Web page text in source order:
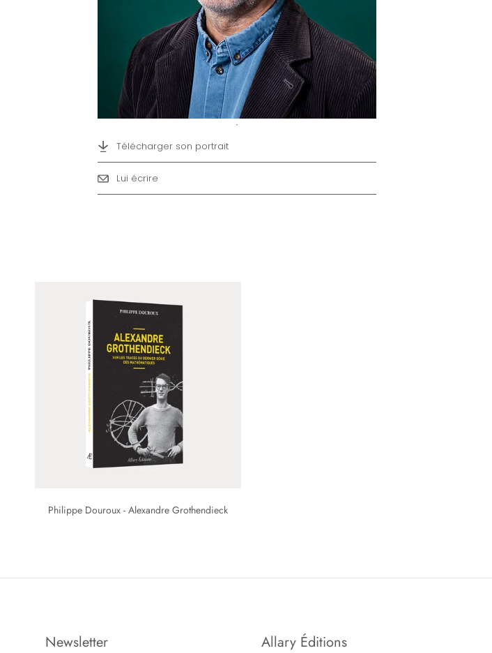
Télécharger son portrait
Lui écrire
Philippe Douroux - Alexandre Grothendieck
Newsletter Allary Éditions